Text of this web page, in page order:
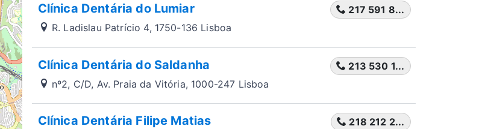
Clínica Dentária do Lumiar
217 591 8...
R. Ladislau Patrício 4, 1750-136 Lisboa
Clínica Dentária do Saldanha
213 530 1...
nº2, C/D, Av. Praia da Vitória, 1000-247 Lisboa
Clínica Dentária Filipe Matias
218 212 2...